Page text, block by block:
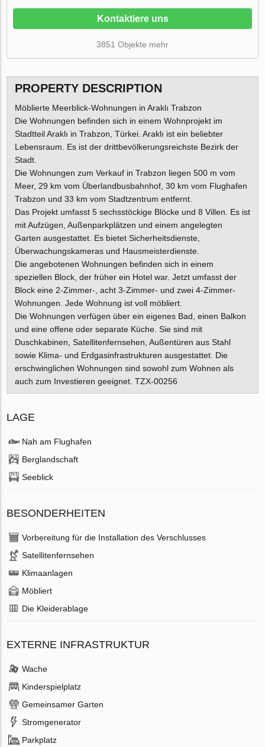
Kontaktiere uns
3851 Objekte mehr
PROPERTY DESCRIPTION
Möblierte Meerblick-Wohnungen in Araklı Trabzon
Die Wohnungen befinden sich in einem Wohnprojekt im
Stadtteil Araklı in Trabzon, Türkei. Araklı ist ein beliebter
Lebensraum. Es ist der drittbevölkerungsreichste Bezirk der
Stadt.
Die Wohnungen zum Verkauf in Trabzon liegen 500 m vom
Meer, 29 km vom Überlandbusbahnhof, 30 km vom Flughafen
Trabzon und 33 km vom Stadtzentrum entfernt.
Das Projekt umfasst 5 sechsstöckige Blöcke und 8 Villen. Es ist
mit Aufzügen, Außenparkplätzen und einem angelegten
Garten ausgestattet. Es bietet Sicherheitsdienste,
Überwachungskameras und Hausmeisterdienste.
Die angebotenen Wohnungen befinden sich in einem
speziellen Block, der früher ein Hotel war. Jetzt umfasst der
Block eine 2-Zimmer-, acht 3-Zimmer- und zwei 4-Zimmer-
Wohnungen. Jede Wohnung ist voll möbliert.
Die Wohnungen verfügen über ein eigenes Bad, einen Balkon
und eine offene oder separate Küche. Sie sind mit
Duschkabinen, Satellitenfernsehen, Außentüren aus Stahl
sowie Klima- und Erdgasinfrastrukturen ausgestattet. Die
erschwinglichen Wohnungen sind sowohl zum Wohnen als
auch zum Investieren geeignet. TZX-00256
LAGE
Nah am Flughafen
Berglandschaft
Seeblick
BESONDERHEITEN
Vorbereitung für die Installation des Verschlusses
Satellitenfernsehen
Klimaanlagen
Möbliert
Die Kleiderablage
EXTERNE INFRASTRUKTUR
Wache
Kinderspielplatz
Gemeinsamer Garten
Stromgenerator
Parkplatz